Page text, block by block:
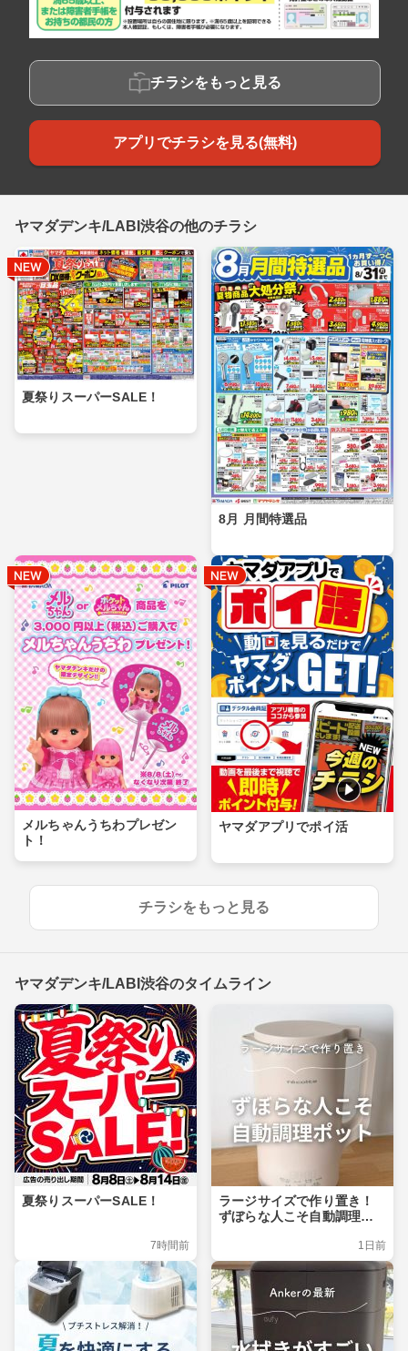
チラシをもっと見る
アプリでチラシを見る(無料)
ヤマダデンキ/LABI渋谷の他のチラシ
夏祭りスーパーSALE！
8月 月間特選品
メルちゃんうちわプレゼン
ト！
ヤマダアプリでポイ活
チラシをもっと見る
ヤマダデンキ/LABI渋谷のタイムライン
夏祭りスーパーSALE！
7時間前
ラージサイズで作り置き！
ずぼらな人こそ自動調理ポ
1日前